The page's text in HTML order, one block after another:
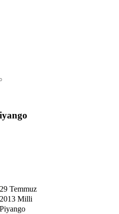
29 Temmuz
2013 Milli
Piyango